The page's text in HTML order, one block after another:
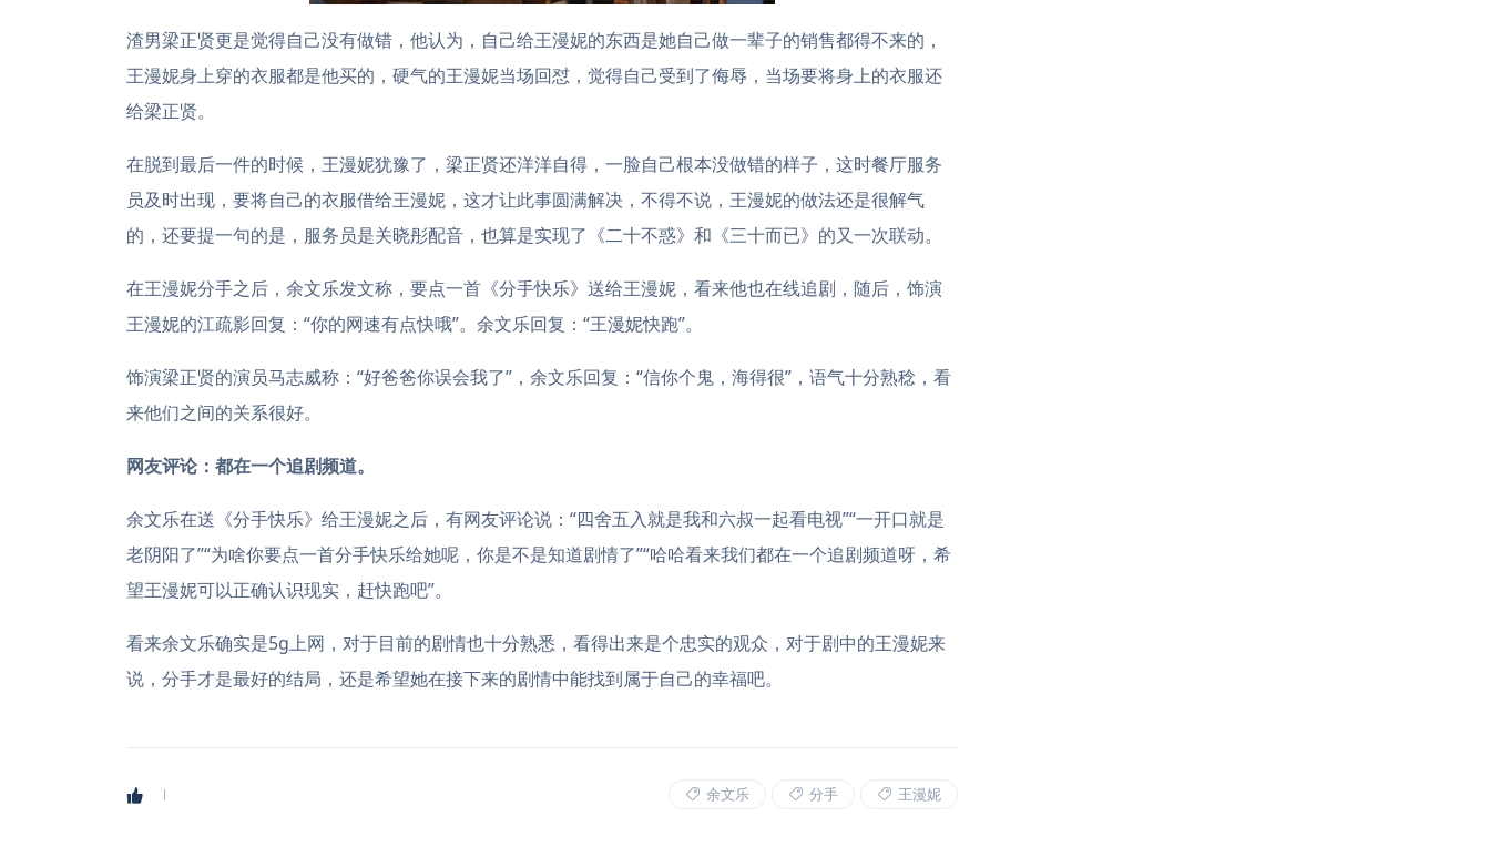
渣男梁正贤更是觉得自己没有做错，他认为，自己给王漫妮的东西是她自己做一辈子的销售都得不来的，
王漫妮身上穿的衣服都是他买的，硬气的王漫妮当场回怼，觉得自己受到了侮辱，当场要将身上的衣服还
给梁正贤。
在脱到最后一件的时候，王漫妮犹豫了，梁正贤还洋洋自得，一脸自己根本没做错的样子，这时餐厅服务
员及时出现，要将自己的衣服借给王漫妮，这才让此事圆满解决，不得不说，王漫妮的做法还是很解气
的，还要提一句的是，服务员是关晓彤配音，也算是实现了《二十不惑》和《三十而已》的又一次联动。
在王漫妮分手之后，余文乐发文称，要点一首《分手快乐》送给王漫妮，看来他也在线追剧，随后，饰演
王漫妮的江疏影回复：“你的网速有点快哦”。余文乐回复：“王漫妮快跑”。
饰演梁正贤的演员马志威称：“好爸爸你误会我了”，余文乐回复：“信你个鬼，海得很”，语气十分熟稔，看
来他们之间的关系很好。
网友评论：都在一个追剧频道。
余文乐在送《分手快乐》给王漫妮之后，有网友评论说：“四舍五入就是我和六叔一起看电视”“一开口就是
老阴阳了”“为啥你要点一首分手快乐给她呢，你是不是知道剧情了”“哈哈看来我们都在一个追剧频道呀，希
望王漫妮可以正确认识现实，赶快跑吧”。
看来余文乐确实是5g上网，对于目前的剧情也十分熟悉，看得出来是个忠实的观众，对于剧中的王漫妮来
说，分手才是最好的结局，还是希望她在接下来的剧情中能找到属于自己的幸福吧。
余文乐 分手 王漫妮